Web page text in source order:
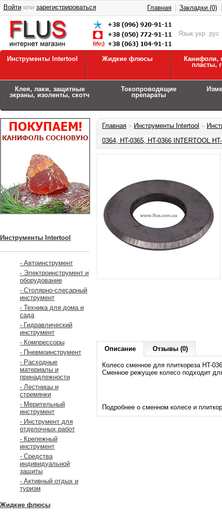
Язык укр рус
Войти или зарегистрироваться Главная Закладки (0)
Инструменты Intertool Жидкие флюсы
Канифоли,
пласты,
Клея, лаки, защитные
экраны, изоленты, скотч
Токопроводящие
препараты
Инструменты Intertool
- Автоинструмент
- Электроинструмент и
оборудование
- Столярно-слесарный
инструмент
- Техника для дома и
сада
- Гидравлический
инструмент
- Компрессоры
- Пневмоинструмент
- Расходные
материалы и
принадлежности
- Лестницы и
стремянки
- Мерительный
инструмент
- Инструмент для
отделочных работ
- Крепежный
инструмент
- Средства
индивидуальной
защиты
- Активный отдых и
туризм
Жидкие флюсы
Главная » Инструменты Intertool »
0364, HT-0365, HT-0366 INTERTOOL
Описание Отзывы (0)
Колесо сменное для плиткореза HT-
Сменное режущее колесо подходит
Подробнее о сменном колесе и